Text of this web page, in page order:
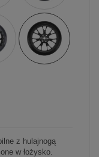
z hulajnogą
w łożysko.